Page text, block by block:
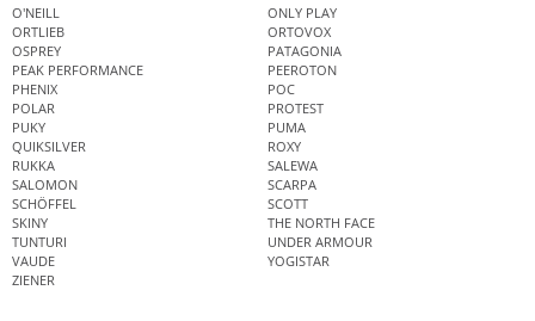
O'NEILL
ONLY PLAY
ORTLIEB
ORTOVOX
OSPREY
PATAGONIA
PEAK PERFORMANCE
PEEROTON
PHENIX
POC
POLAR
PROTEST
PUKY
PUMA
QUIKSILVER
ROXY
RUKKA
SALEWA
SALOMON
SCARPA
SCHÖFFEL
SCOTT
SKINY
THE NORTH FACE
TUNTURI
UNDER ARMOUR
VAUDE
YOGISTAR
ZIENER